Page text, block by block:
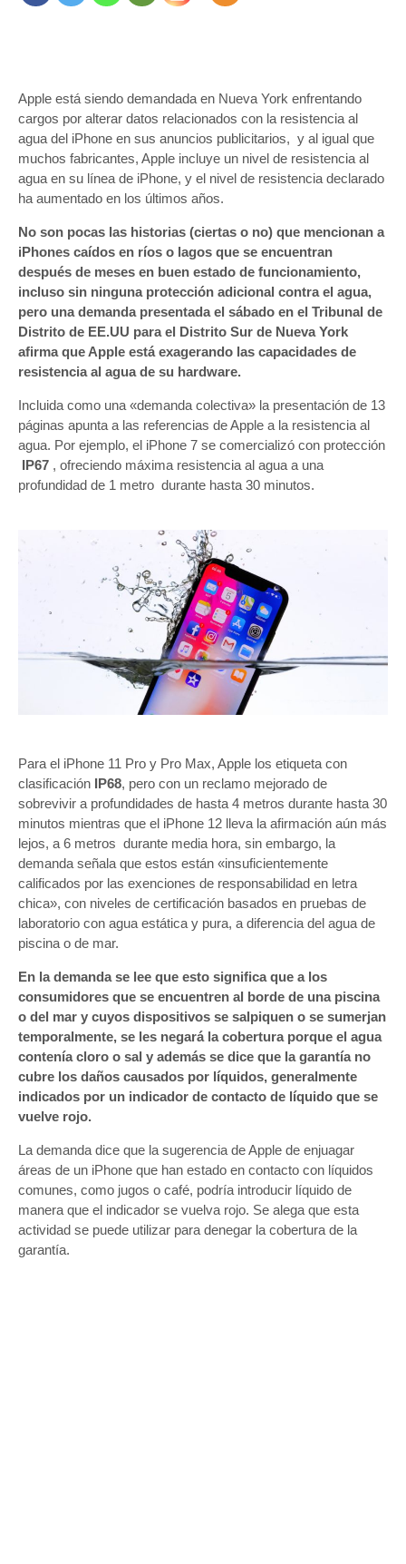
Apple está siendo demandada en Nueva York enfrentando
cargos por alterar datos relacionados con la resistencia al
agua del iPhone en sus anuncios publicitarios, y al igual que
muchos fabricantes, Apple incluye un nivel de resistencia al
agua en su línea de iPhone, y el nivel de resistencia declarado
ha aumentado en los últimos años.
No son pocas las historias (ciertas o no) que mencionan a
iPhones caídos en ríos o lagos que se encuentran
después de meses en buen estado de funcionamiento,
incluso sin ninguna protección adicional contra el agua,
pero una demanda presentada el sábado en el Tribunal de
Distrito de EE.UU para el Distrito Sur de Nueva York
afirma que Apple está exagerando las capacidades de
resistencia al agua de su hardware.
Incluida como una «demanda colectiva» la presentación de 13
páginas apunta a las referencias de Apple a la resistencia al
agua. Por ejemplo, el iPhone 7 se comercializó con protección
IP67 , ofreciendo máxima resistencia al agua a una
profundidad de 1 metro durante hasta 30 minutos.
Para el iPhone 11 Pro y Pro Max, Apple los etiqueta con
clasificación
IP68, pero con un reclamo mejorado de
sobrevivir a profundidades de hasta 4 metros durante hasta 30
minutos mientras que el iPhone 12 lleva la afirmación aún más
lejos, a 6 metros durante media hora, sin embargo, la
demanda señala que estos están «insuficientemente
calificados por las exenciones de responsabilidad en letra
chica», con niveles de certificación basados ​​en pruebas de
laboratorio con agua estática y pura, a diferencia del agua de
piscina o de mar.
En la demanda se lee que esto significa que a los
consumidores que se encuentren al borde de una piscina
o del mar y cuyos dispositivos se salpiquen o se sumerjan
temporalmente, se les negará la cobertura porque el agua
contenía cloro o sal y además se dice que la garantía no
cubre los daños causados ​​por líquidos, generalmente
indicados por un indicador de contacto de líquido que se
vuelve rojo.
La demanda dice que la sugerencia de Apple de enjuagar
áreas de un iPhone que han estado en contacto con líquidos
comunes, como jugos o café, podría introducir líquido de
manera que el indicador se vuelva rojo. Se alega que esta
actividad se puede utilizar para denegar la cobertura de la
garantía.